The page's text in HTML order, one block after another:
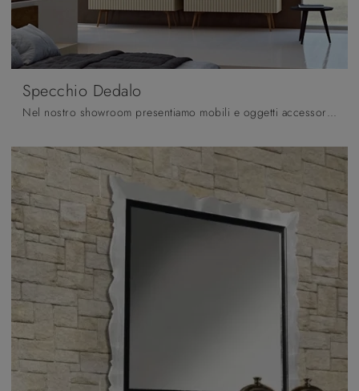
Specchio Dedalo
Nel nostro showroom presentiamo mobili e oggetti accessori Fratelli Mirandola: la gamma quasi infinita di bellissimi Complementi del marchio ti sta ...